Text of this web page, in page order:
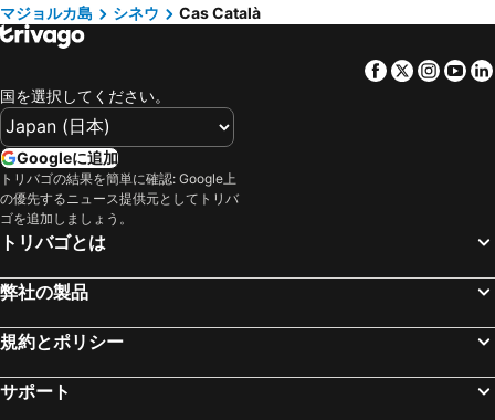
マジョルカ島
シネウ Cas Català
Facebook
Twitter
国を選択してください。
Googleに追加
トリバゴの結果を簡単に確認: Google上
の優先するニュース提供元としてトリバ
ゴを追加しましょう。
トリバゴとは
弊社の製品
規約とポリシー
サポート